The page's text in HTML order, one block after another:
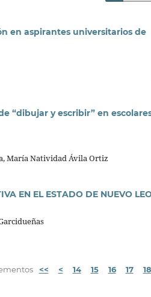
en aspirantes universitarios de
“dibujar y escribir” en
María Natividad Ávila Ortiz
EN EL ESTADO DE NUEVO
<< < 14 15 16 17 18